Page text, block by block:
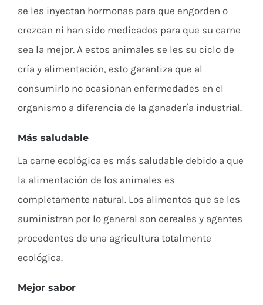
se les inyectan hormonas para que engorden o
crezcan ni han sido medicados para que su carne
sea la mejor. A estos animales se les su ciclo de
cría y alimentación, esto garantiza que al
consumirlo no ocasionan enfermedades en el
organismo a diferencia de la ganadería industrial.
Más saludable
La carne ecológica es más saludable debido a que
la alimentación de los animales es
completamente natural. Los alimentos que se les
suministran por lo general son cereales y agentes
procedentes de una agricultura totalmente
ecológica.
Mejor sabor